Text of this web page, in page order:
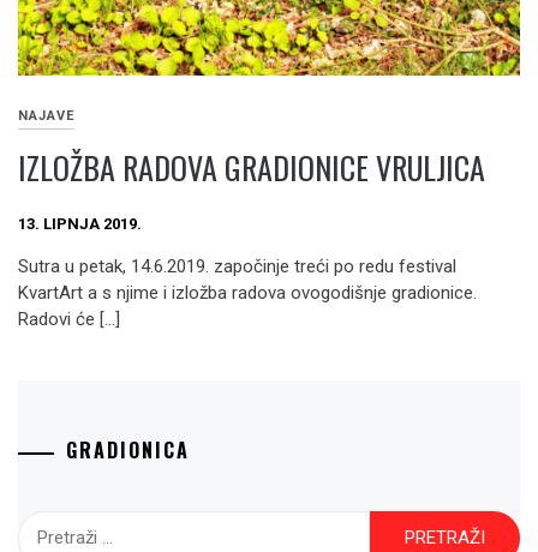
NAJAVE
IZLOŽBA RADOVA GRADIONICE VRULJICA
13. LIPNJA 2019.
Sutra u petak, 14.6.2019. započinje treći po redu festival
KvartArt a s njime i izložba radova ovogodišnje gradionice.
Radovi će […]
GRADIONICA
Pretraži: